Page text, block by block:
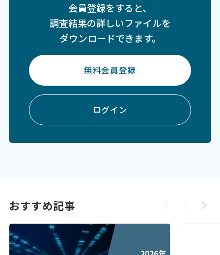
会員登録をすると、
調査結果の詳しいファイルを
ダウンロードできます。
無料会員登録
ログイン
おすすめ記事